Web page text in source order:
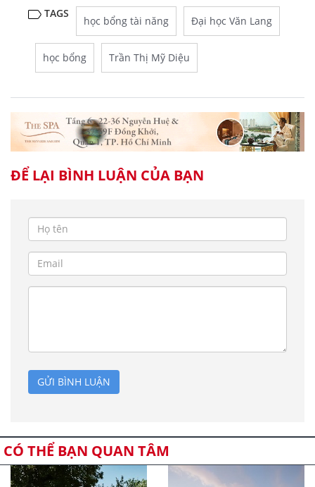
TAGS
học bổng tài năng Đại học Văn Lang
học bổng Trần Thị Mỹ Diệu
ĐỂ LẠI BÌNH LUẬN CỦA BẠN
GỬI BÌNH LUẬN
CÓ THỂ BẠN QUAN TÂM